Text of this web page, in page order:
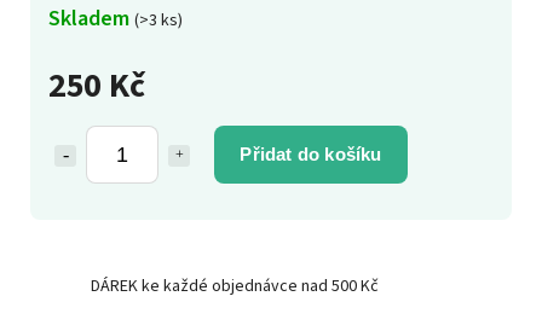
250 Kč
Přidat do košíku
Skladem (>3 ks)
DÁREK ke každé objednávce nad 500 Kč